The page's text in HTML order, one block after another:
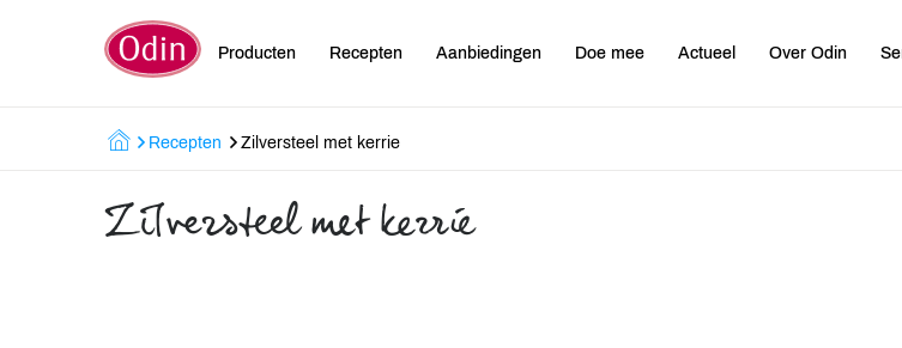
Producten Recepten Aanbiedingen Doe mee Actueel Over Odin
Recepten Zilversteel met kerrie
Zilversteel met kerrie